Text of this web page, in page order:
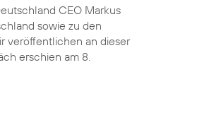
CEO Markus
sowie zu den
veröffentlichen an dieser
erschien am 8.